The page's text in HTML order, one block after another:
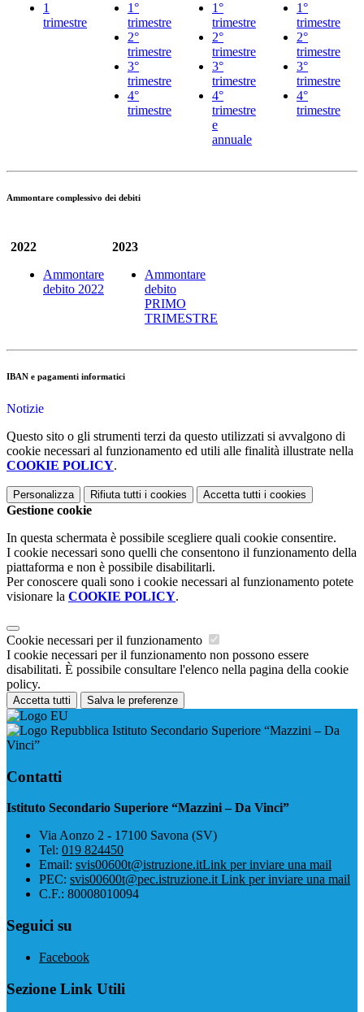
1
trimestre
1°
trimestre
2°
trimestre
3°
trimestre
4°
trimestre
1°
trimestre
2°
trimestre
3°
trimestre
4°
trimestre
e
annuale
1°
trimestre
2°
trimestre
3°
trimestre
4°
trimestre
Ammontare complessivo dei debiti
2022
Ammontare
debito 2022
2023
Ammontare
debito
PRIMO
TRIMESTRE
IBAN e pagamenti informatici
Notizie
Questo sito o gli strumenti terzi da questo utilizzati si avvalgono di
cookie necessari al funzionamento ed utili alle finalità illustrate nella
COOKIE POLICY.
Personalizza Rifiuta tutti i cookies Accetta tutti i cookies
Gestione cookie
In questa schermata è possibile scegliere quali cookie consentire.
I cookie necessari sono quelli che consentono il funzionamento della
piattaforma e non è possibile disabilitarli.
Per conoscere quali sono i cookie necessari al funzionamento potete
visionare la COOKIE POLICY.
Cookie necessari per il funzionamento
I cookie necessari per il funzionamento non possono essere
disabilitati. È possibile consultare l'elenco nella pagina della cookie
policy.
Accetta tutti Salva le preferenze
Istituto Secondario Superiore “Mazzini – Da
Vinci”
Contatti
Istituto Secondario Superiore “Mazzini – Da Vinci”
Via Aonzo 2 - 17100 Savona (SV)
Tel: 019 824450
Email: svis00600t@istruzione.itLink per inviare una mail
PEC: svis00600t@pec.istruzione.it Link per inviare una mail
C.F.: 80008010094
Seguici su
Facebook
Sezione Link Utili